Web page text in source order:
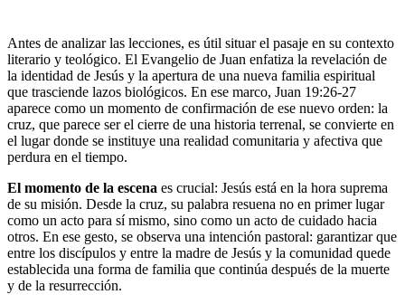
Antes de analizar las lecciones, es útil situar el pasaje en su contexto
literario y teológico. El Evangelio de Juan enfatiza la revelación de
la identidad de Jesús y la apertura de una nueva familia espiritual
que trasciende lazos biológicos. En ese marco, Juan 19:26-27
aparece como un momento de confirmación de ese nuevo orden: la
cruz, que parece ser el cierre de una historia terrenal, se convierte en
el lugar donde se instituye una realidad comunitaria y afectiva que
perdura en el tiempo.
El momento de la escena es crucial: Jesús está en la hora suprema
de su misión. Desde la cruz, su palabra resuena no en primer lugar
como un acto para sí mismo, sino como un acto de cuidado hacia
otros. En ese gesto, se observa una intención pastoral: garantizar que
entre los discípulos y entre la madre de Jesús y la comunidad quede
establecida una forma de familia que continúa después de la muerte
y de la resurrección.